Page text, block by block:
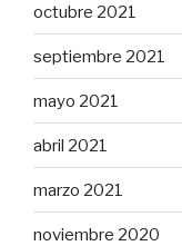
octubre 2021
septiembre 2021
mayo 2021
abril 2021
marzo 2021
noviembre 2020